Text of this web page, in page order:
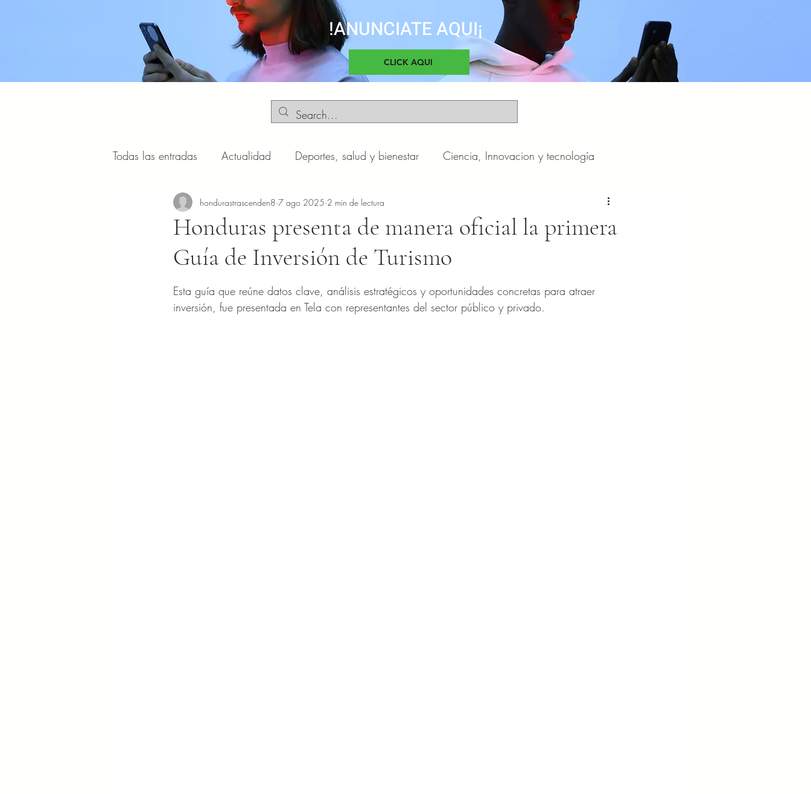
!ANUNCIATE AQUI¡
CLICK AQUI
Todas las entradas Actualidad Deportes, salud y bienestar Ciencia, Innovacion y tecnología
Estilo de vida, viajes y turismo Negocios y Emprendimientos Cultura, sociedad y entretenimiento
Portal Internacional Mascotas Automóviles Novedades
Honduras presenta de manera oficial la primera
Guía de Inversión de Turismo
hondurastrascenden8 7 ago 2025 2 min de lectura
Esta guía que reúne datos clave, análisis estratégicos y oportunidades concretas para atraer
inversión, fue presentada en Tela con representantes del sector público y privado.